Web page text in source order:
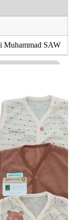
Muhammad SAW